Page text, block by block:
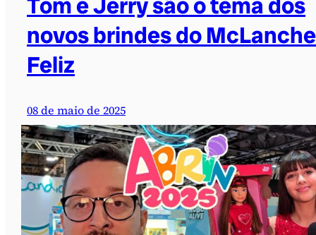
novos brindes do McLanche
Feliz
08 de maio de 2025